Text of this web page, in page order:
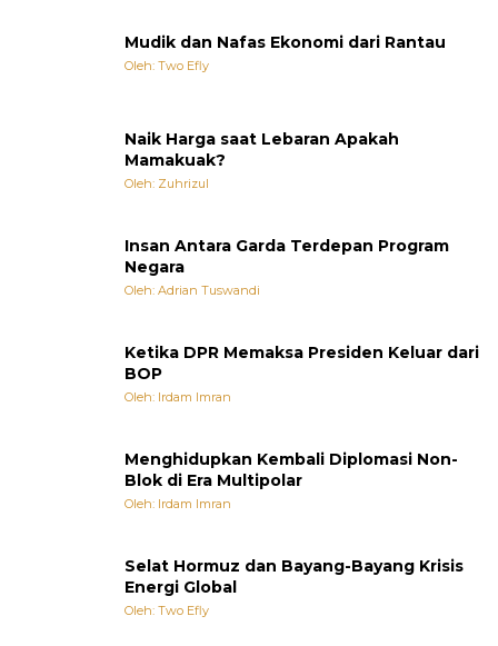
Mudik dan Nafas Ekonomi dari Rantau
Oleh: Two Efly
Naik Harga saat Lebaran Apakah
Mamakuak?
Oleh: Zuhrizul
Insan Antara Garda Terdepan Program
Negara
Oleh: Adrian Tuswandi
Ketika DPR Memaksa Presiden Keluar dari
BOP
Oleh: Irdam Imran
Menghidupkan Kembali Diplomasi Non-
Blok di Era Multipolar
Oleh: Irdam Imran
Selat Hormuz dan Bayang-Bayang Krisis
Energi Global
Oleh: Two Efly